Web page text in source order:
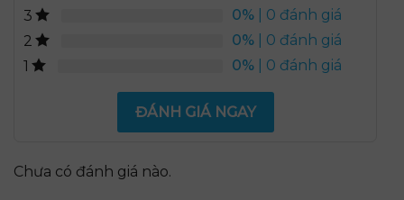
3
0% | 0 đánh giá
2
0% | 0 đánh giá
1
0% | 0 đánh giá
ĐÁNH GIÁ NGAY
Chưa có đánh giá nào.